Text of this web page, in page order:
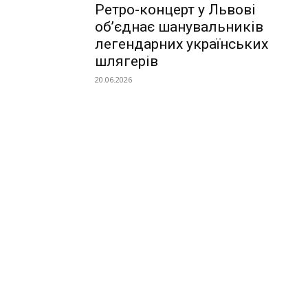
Ретро-концерт у Львові
об’єднає шанувальників
легендарних українських
шлягерів
20.06.2026